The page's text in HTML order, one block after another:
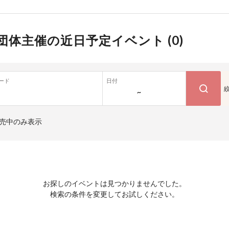
体主催の近日予定イベント (0)
ド 日付
~
中のみ表示
お探しのイベントは見つかりませんでした。
検索の条件を変更してお試しください。